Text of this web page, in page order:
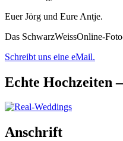
Euer Jörg und Eure Antje.
Das SchwarzWeissOnline-
Schreibt uns eine eMail.
Echte Hochzeiten
Anschrift